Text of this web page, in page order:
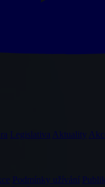
Legislativa Aktuality
Podmínky užívání